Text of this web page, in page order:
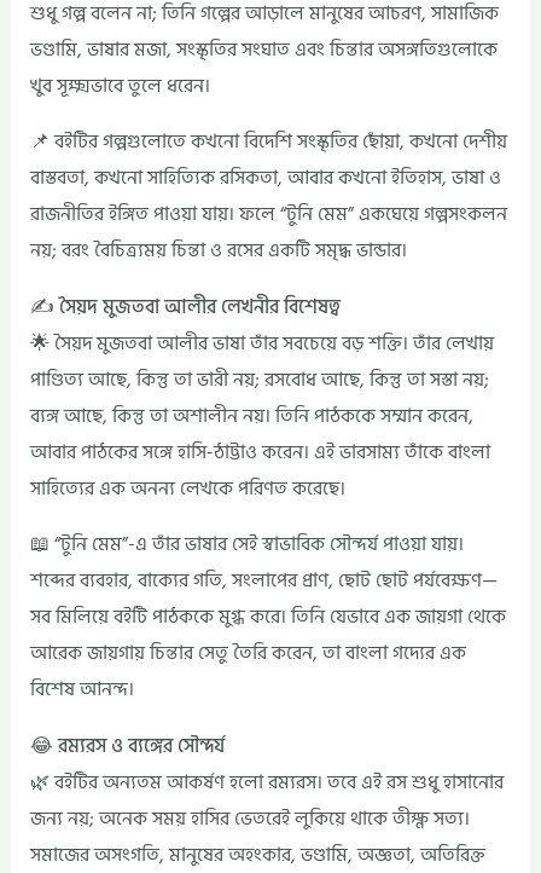
শুধু গল্প বলেন না; তিনি গল্পের আড়ালে মানুষের আচরণ, সামাজিক
ভণ্ডামি, ভাষার মজা, সংস্কৃতির সংঘাত এবং চিন্তার অসঙ্গতিগুলোকে
খুব সূক্ষ্মভাবে তুলে ধরেন।
📌 বইটির গল্পগুলোতে কখনো বিদেশি সংস্কৃতির ছোঁয়া, কখনো দেশীয়
বাস্তবতা, কখনো সাহিত্যিক রসিকতা, আবার কখনো ইতিহাস, ভাষা ও
রাজনীতির ইঙ্গিত পাওয়া যায়। ফলে “টুনি মেম” একঘেয়ে গল্পসংকলন
নয়; বরং বৈচিত্র্যময় চিন্তা ও রসের একটি সমৃদ্ধ ভান্ডার।
✍️ সৈয়দ মুজতবা আলীর লেখনীর বিশেষত্ব
🌟 সৈয়দ মুজতবা আলীর ভাষা তাঁর সবচেয়ে বড় শক্তি। তাঁর লেখায়
পাণ্ডিত্য আছে, কিন্তু তা ভারী নয়; রসবোধ আছে, কিন্তু তা সস্তা নয়;
ব্যঙ্গ আছে, কিন্তু তা অশালীন নয়। তিনি পাঠককে সম্মান করেন,
আবার পাঠকের সঙ্গে হাসি-ঠাট্টাও করেন। এই ভারসাম্য তাঁকে বাংলা
সাহিত্যের এক অনন্য লেখকে পরিণত করেছে।
📖 “টুনি মেম”-এ তাঁর ভাষার সেই স্বাভাবিক সৌন্দর্য পাওয়া যায়।
শব্দের ব্যবহার, বাক্যের গতি, সংলাপের প্রাণ, ছোট ছোট পর্যবেক্ষণ—
সব মিলিয়ে বইটি পাঠককে মুগ্ধ করে। তিনি যেভাবে এক জায়গা থেকে
আরেক জায়গায় চিন্তার সেতু তৈরি করেন, তা বাংলা গদ্যের এক
বিশেষ আনন্দ।
😂 রম্যরস ও ব্যঙ্গের সৌন্দর্য
🌿 বইটির অন্যতম আকর্ষণ হলো রম্যরস। তবে এই রস শুধু হাসানোর
জন্য নয়; অনেক সময় হাসির ভেতরেই লুকিয়ে থাকে তীক্ষ্ণ সত্য।
সমাজের অসংগতি, মানুষের অহংকার, ভণ্ডামি, অজ্ঞতা, অতিরিক্ত